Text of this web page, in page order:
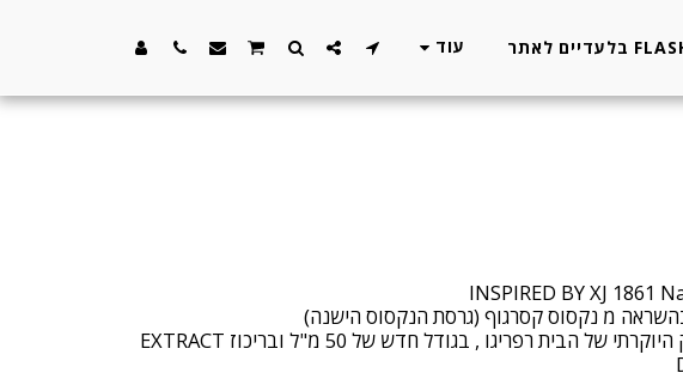
עוד
מגיע בבקבוק היוקרתי של הבית רפריגו , בגודל חדש של 50 מ"ל ובריכוז EXTRACT